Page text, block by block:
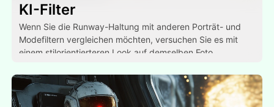
KI-Filter
Wenn Sie die Runway-Haltung mit anderen Porträt- und
Modefiltern vergleichen möchten, versuchen Sie es mit
einem stilorientierteren Look auf demselben Foto.